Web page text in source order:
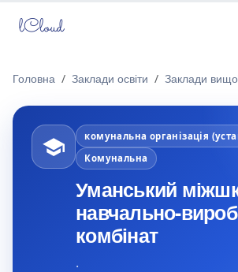
lCloud
Головна Заклади освіти Заклади
комунальна організація
Комунальна
Уманський
навчально-
комбінат
.